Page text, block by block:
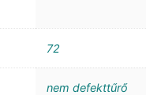
72
nem defekttűrő